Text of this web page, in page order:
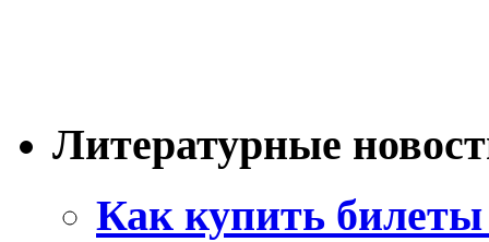
Литературные
Как купить билеты